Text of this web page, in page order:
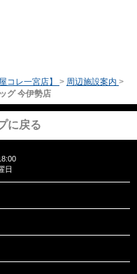
コレ一宮店】 > 周辺施設案内 >
グ 今伊勢店
に戻る
日